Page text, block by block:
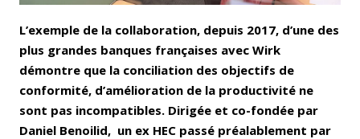
L’exemple de la collaboration, depuis 2017, d’une des
plus grandes banques françaises avec Wirk
démontre que la conciliation des objectifs de
conformité, d’amélioration de la productivité ne
sont pas incompatibles. Dirigée et co-fondée par
Daniel Benoilid, un ex HEC passé préalablement par